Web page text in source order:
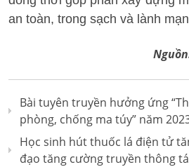
an toàn, trong sạch và lành
Bài tuyên truyền hưởng ứng
phòng, chống ma túy” năm
Học sinh hút thuốc lá điện tử
đạo tăng cường truyền thông